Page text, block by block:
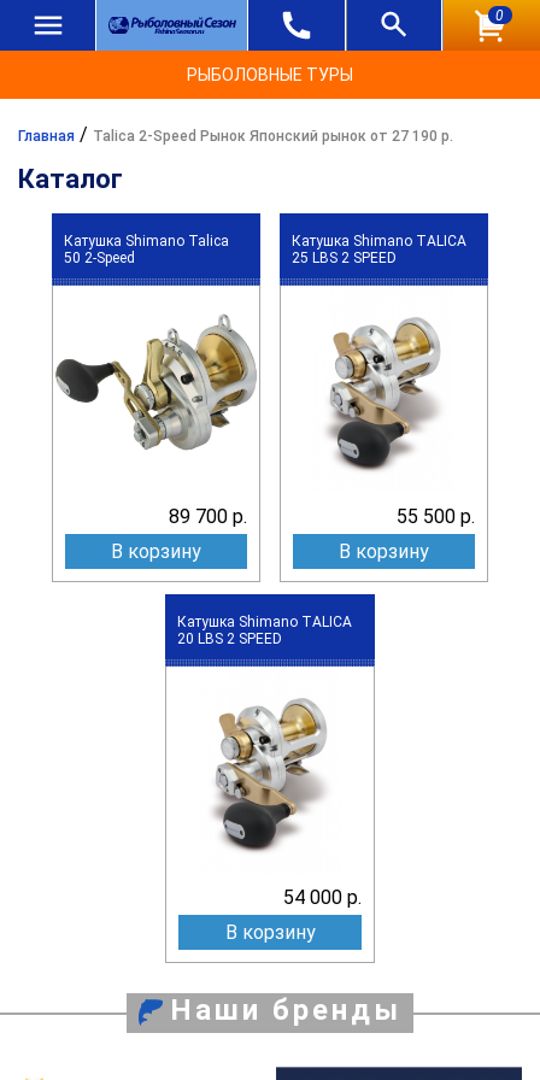
0
РЫБОЛОВНЫЕ ТУРЫ
Главная / Talica 2-Speed Рынок Японский рынок от 27 190 р.
Каталог
Катушка Shimano Talica
50 2-Speed
89 700 р.
В корзину
Катушка Shimano TALICA
25 LBS 2 SPEED
55 500 р.
В корзину
Катушка Shimano TALICA
20 LBS 2 SPEED
54 000 р.
В корзину
Наши бренды